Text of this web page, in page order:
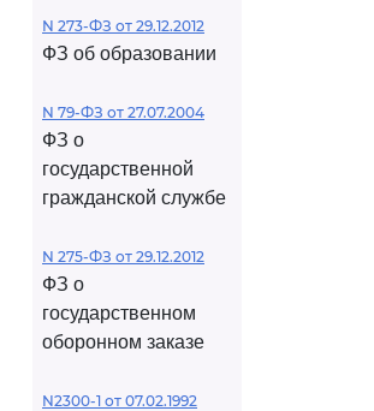
N 273-ФЗ от 29.12.2012
ФЗ об образовании
N 79-ФЗ от 27.07.2004
ФЗ о
государственной
гражданской службе
N 275-ФЗ от 29.12.2012
ФЗ о
государственном
оборонном заказе
N2300-1 от 07.02.1992